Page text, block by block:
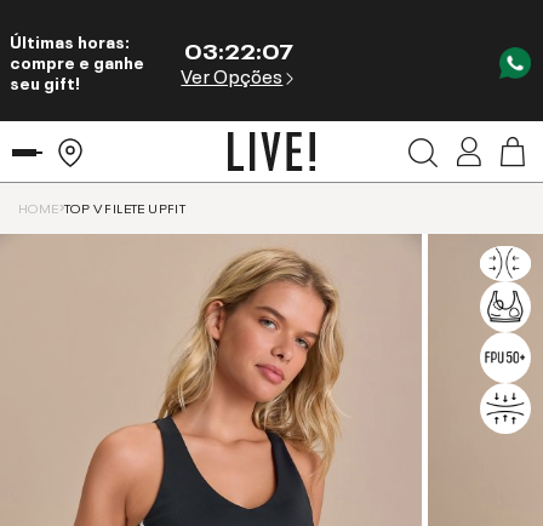
Últimas horas:
compre e ganhe
seu gift!
03:22:07
Ver Opções
HOME TOP V FILETE UPFIT